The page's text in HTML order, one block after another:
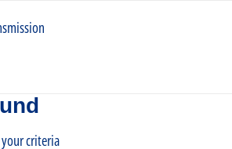
criteria